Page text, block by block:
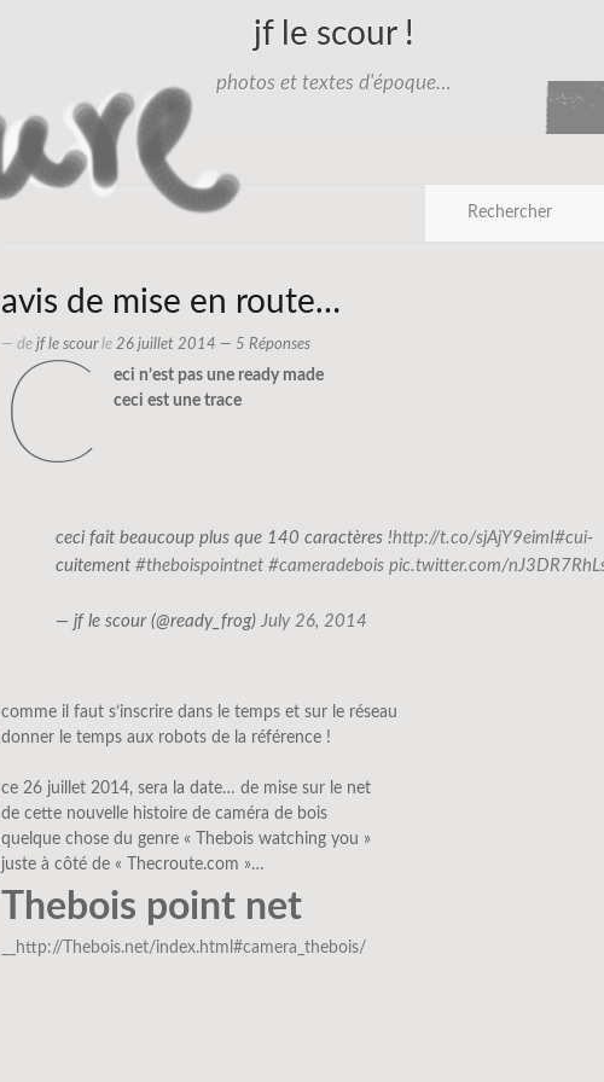
jf le scour !
photos et textes d'époque…
avis de mise en route…
— de jf le scourle 26 juillet 2014 — 5 Réponses
c
eci n’est pas une ready made
ceci est une trace
ceci fait beaucoup plus que 140 caractères !http://t.co/sjAjY9eimI#cui-
cuitement #theboispointnet #cameradebois pic.twitter.com/
— jf le scour (@ready_frog) July 26, 2014
comme il faut s’inscrire dans le temps et sur le réseau
donner le temps aux robots de la référence !
ce 26 juillet 2014, sera la date… de mise sur le net
de cette nouvelle histoire de caméra de bois
quelque chose du genre « Thebois watching you »
juste à côté de « Thecroute.com »…
Thebois point net
__http://Thebois.net/index.html#camera_thebois/